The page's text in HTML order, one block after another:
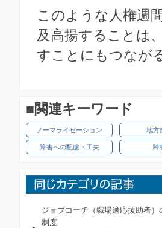
このような人権週
及高揚することは
すことにもつなが
■関連キーワード
ノーマライゼーション 地方
障害への配慮・工夫 障
ジョブコーチ（職場適応援助者）
制度